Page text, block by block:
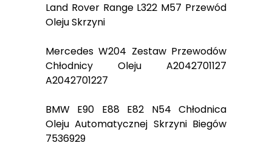
Land Rover Range L322 M57 Przewód
Oleju Skrzyni
Mercedes W204 Zestaw Przewodów
Chłodnicy Oleju A2042701127
A2042701227
BMW E90 E88 E82 N54 Chłodnica
Oleju Automatycznej Skrzyni Biegów
7536929